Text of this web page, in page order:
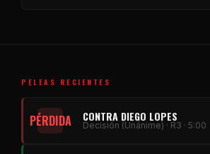
PELEAS RECIENTES
PÉRDIDA CONTRA DIEGO LOPES
Decisión (Unánime) · R3 · 5:00